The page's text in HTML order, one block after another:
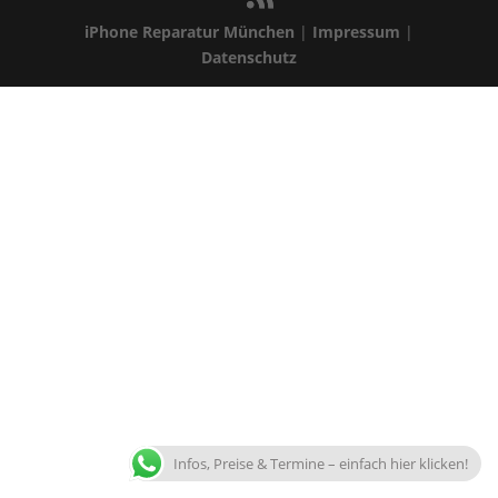
iPhone Reparatur München | Impressum |
Datenschutz
Infos, Preise & Termine – einfach hier klicken!